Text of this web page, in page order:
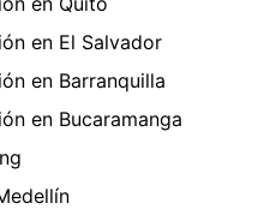
en El Salvador
en Barranquilla
en Bucaramanga